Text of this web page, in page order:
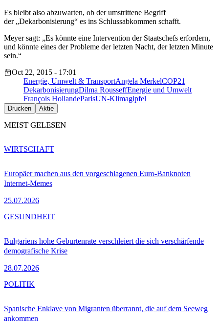
Es bleibt also abzuwarten, ob der umstrittene Begriff
der „Dekarbonisierung“ es ins Schlussabkommen schafft.
Meyer sagt: „Es könnte eine Intervention der Staatschefs erfordern,
und könnte eines der Probleme der letzten Nacht, der letzten Minute
sein.“
Oct 22, 2015 - 17:01
Energie, Umwelt & TransportAngela MerkelCOP21
DekarbonisierungDilma RousseffEnergie und Umwelt
François HollandeParisUN-Klimagipfel
Drucken Aktie
MEIST GELESEN
Europäer machen aus den vorgeschlagenen Euro-Banknoten
Internet-Memes
25.07.2026
WIRTSCHAFT
Bulgariens hohe Geburtenrate verschleiert die sich verschärfende
demografische Krise
28.07.2026
GESUNDHEIT
Spanische Enklave von Migranten überrannt, die auf dem Seeweg
ankommen
POLITIK